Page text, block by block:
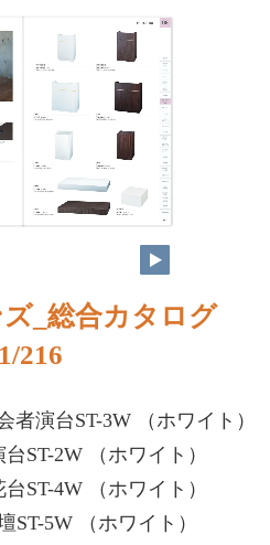
_総合カタログ
216
者演台ST-3W （ホワイト）
ST-2W （ホワイト）
ST-4W （ホワイト）
ST-5W （ホワイト）